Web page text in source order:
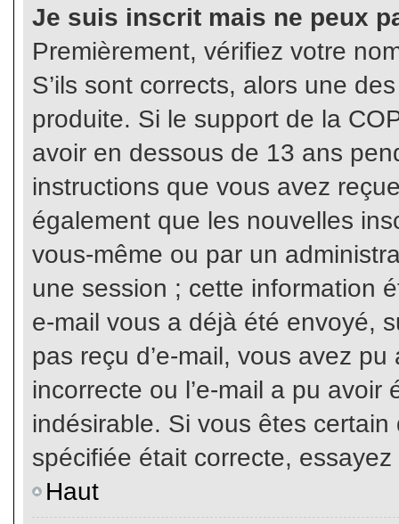
Je suis inscrit mais ne peux
Premièrement, vérifiez votre
S’ils sont corrects, alors une
produite. Si le support de la
avoir en dessous de 13 ans
instructions que vous avez
également que les nouvelles
vous-même ou par un
une session ; cette information
e-mail vous a déjà été envoyé,
pas reçu d’e-mail, vous avez
incorrecte ou l’e-mail a pu
indésirable. Si vous êtes
spécifiée était correcte,
Haut